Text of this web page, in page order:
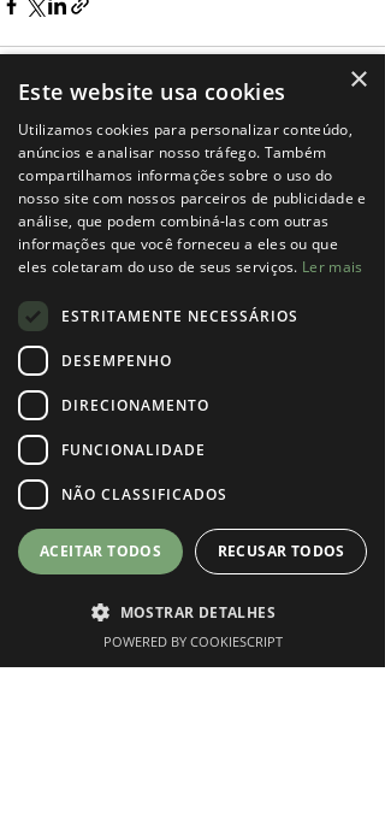
Posts recentes Ver tudo
Comentários
Instagram Marcar Consulta
×
Este website usa cookies
Utilizamos cookies para personalizar conteúdo,
anúncios e analisar nosso tráfego. Também
compartilhamos informações sobre o uso do
nosso site com nossos parceiros de publicidade e
análise, que podem combiná-las com outras
informações que você forneceu a eles ou que
eles coletaram do uso de seus serviços. Ler mais
ESTRITAMENTE NECESSÁRIOS
DESEMPENHO
DIRECIONAMENTO
FUNCIONALIDADE
NÃO CLASSIFICADOS
ACEITAR TODOS RECUSAR TODOS
MOSTRAR DETALHES
POWERED BY COOKIESCRIPT